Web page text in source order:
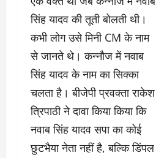
सिंह यादव की तूती बोलती थी।
कभी लोग उसे मिनी CM के नाम
से जानते थे। कन्नौज में नवाब
सिंह यादव के नाम का सिक्का
चलता है। बीजेपी प्रवक्ता राकेश
त्रिपाठी ने दावा किया किया कि
नवाब सिंह यादव सपा का कोई
छुटभैया नेता नहीं है, बल्कि डिंपल